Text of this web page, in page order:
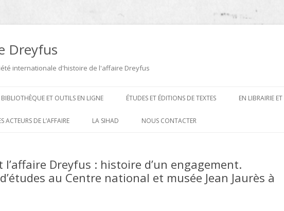
Dreyfus
internationale d'histoire de l'affaire Dreyfus
BIBLIOTHÈQUE ET OUTILS EN LIGNE
ARCHIVES
OUVRAGES ET PLAQUETTES
ICONOTHÈQUE
CARTES POSTALES ET
CARICATURES
SITES
ÉTUDES ET ÉDITIONS DE TEXTES
ÉDITIONS DE TEXTES
EN LIBRAIRIE
2015
ACTEURS DE L’AFFAIRE LA SIHAD NOUS CONTACTER
l’affaire Dreyfus : histoire d’un engagement.
au Centre national et musée Jean Jaurès à